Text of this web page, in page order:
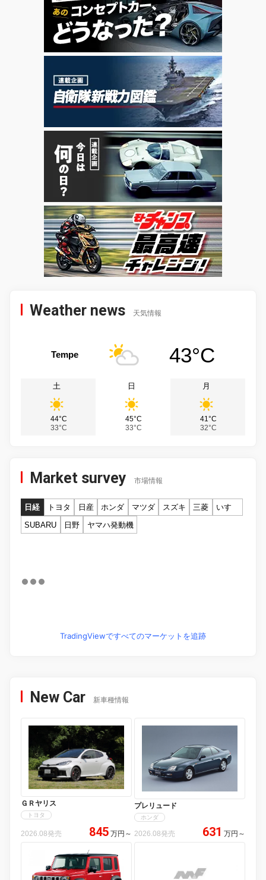
Weather news 天気情報
Tempe 43°C
土
44°C
33°C
日
45°C
33°C
月
41°C
32°C
Market survey 市場情報
日経 トヨタ 日産 ホンダ マツダ スズキ 三菱
いすゞ
SUBARU
日野 ヤマハ発動機
TradingViewですべてのマーケットを追跡
New Car 新車種情報
ＧＲヤリス
トヨタ
2026.08発売 845 万円 ～
プレリュード
ホンダ
2026.08発売 631 万円 ～